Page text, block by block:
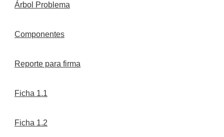
Árbol Problema
Componentes
Reporte para firma
Ficha 1.1
Ficha 1.2